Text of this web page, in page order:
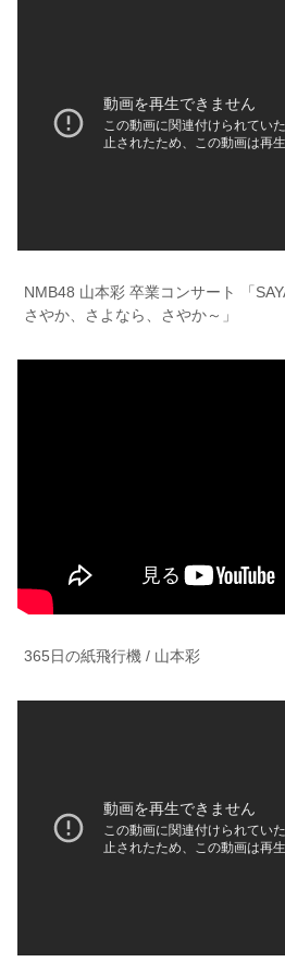
NMB48 山本彩 卒業コンサート 「
さやか、さよなら、さやか～」
365日の紙飛行機 / 山本彩